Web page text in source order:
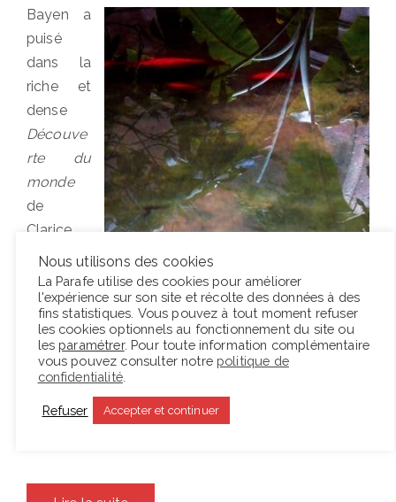
Bayen a
puisé
dans la
riche et
dense
Découve
rte du
monde
de
Clarice
Lispector
pour
monter un spectacle rafraîchissant avec la
comédienne Emmanuelle Lafon. Les chroniques
hebdomadaires de l’écrivain brésilienne, d’abord
publiées dans le
Jornal do Brasil,se présentent
comme des commentaires détachés sur le monde,
mais profondément attachés aux êtres qui
Nous utilisons des cookies
La Parafe utilise des cookies pour améliorer
l'expérience sur son site et récolte des données à des
fins statistiques. Vous pouvez à tout moment refuser
les cookies optionnels au fonctionnement du site ou
les paramétrer. Pour toute information complémentaire
vous pouvez consulter notre politique de
confidentialité.
Refuser Accepter et continuer